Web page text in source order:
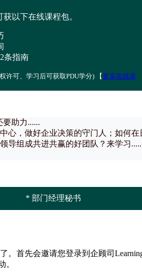
获以下在线课程包。
条指南
许可、学习后可获取PDU学分) 【更多在线课
要助力......
心，做好企业决策的守门人；如何在
导组成共进共赢的好团队？来学习
* 部门经理秘书
。首先会邀请您登录到企顾司
。